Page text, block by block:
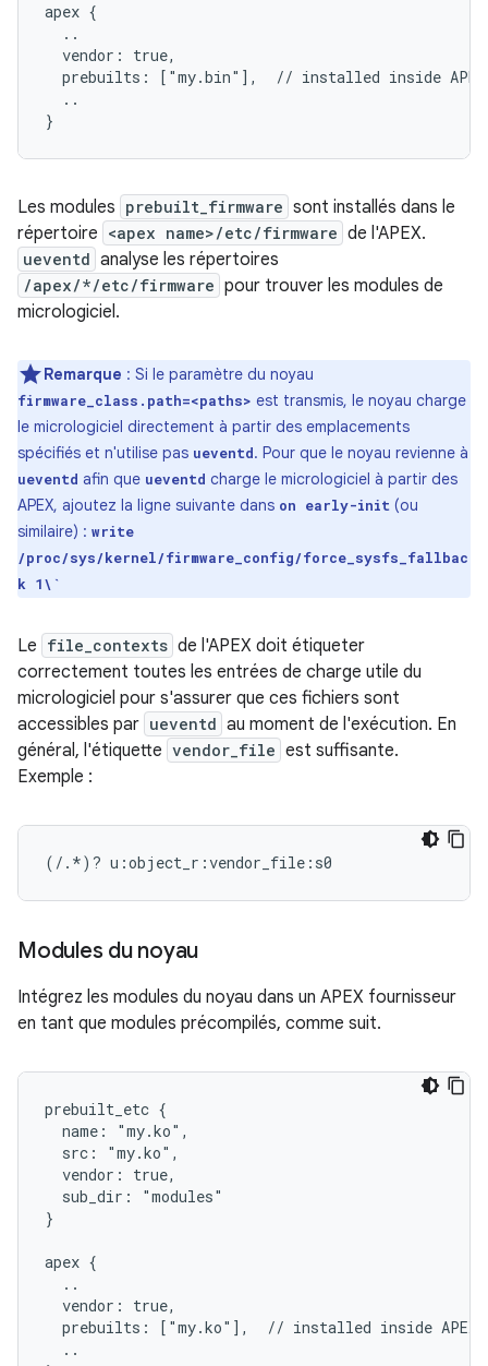
apex {
  ..
  vendor: true,
prebuilts: ["my.bin"],  // installed inside
  ..
Les modules prebuilt_firmware sont installés dans le
répertoire <apex name>/etc/firmware de l'APEX.
ueventd analyse les répertoires
/apex/*/etc/firmware pour trouver les modules de
micrologiciel.
Remarque : Si le paramètre du noyau
firmware_class.path=<paths> est transmis, le noyau charge
le micrologiciel directement à partir des emplacements
spécifiés et n'utilise pas ueventd. Pour que le noyau revienne à
ueventd afin que ueventd charge le micrologiciel à partir des
APEX, ajoutez la ligne suivante dans on early-init (ou
similaire) : write
/proc/sys/kernel/firmware_config/force_sysfs_fallbac
k 1\`
Le file_contexts de l'APEX doit étiqueter
correctement toutes les entrées de charge utile du
micrologiciel pour s'assurer que ces fichiers sont
accessibles par ueventd au moment de l'exécution. En
général, l'étiquette vendor_file est suffisante.
Exemple :
Modules du noyau
Intégrez les modules du noyau dans un APEX fournisseur
en tant que modules précompilés, comme suit.
prebuilt_etc {
  name: "my.ko",
  src: "my.ko",
  vendor: true,
  sub_dir: "modules"
}
apex {
  ..
  vendor: true,
prebuilts: ["my.ko"],  // installed inside APEX
  ..